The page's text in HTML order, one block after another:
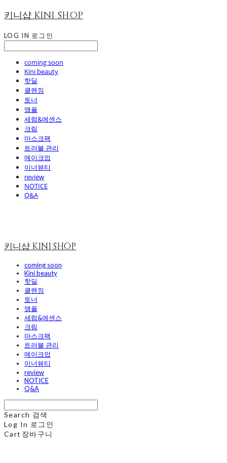
키니샵 KINI SHOP
LOG IN 로그인
coming soon
Kini beauty
핫딜
클렌징
토너
앰플
세럼&에센스
크림
마스크팩
트러블 관리
메이크업
이너뷰티
review
NOTICE
Q&A
키니샵 KINI SHOP
coming soon
Kini beauty
핫딜
클렌징
토너
앰플
세럼&에센스
크림
마스크팩
트러블 관리
메이크업
이너뷰티
review
NOTICE
Q&A
Search 검색
Log In 로그인
Cart 장바구니